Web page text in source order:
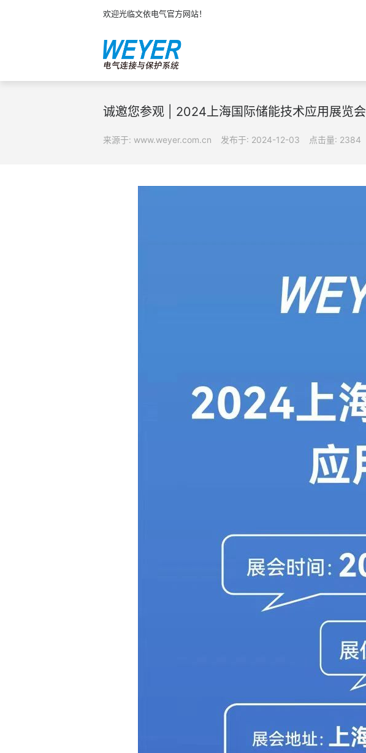
欢迎光临文依电气官方网站！
诚邀您参观 | 2024上海国际储能技术应用展览会
来源于: www.weyer.com.cn 发布于: 2024-12-03 点击量: 2384